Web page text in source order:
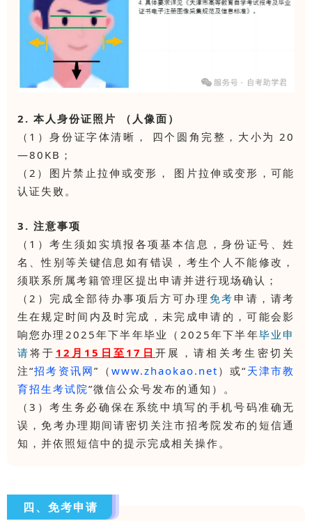
2. 本人身份证照片 （人像面）
（1）身份证字体清晰， 四个圆角完整，大小为 20
—80KB；
（2）图片禁止拉伸或变形， 图片拉伸或变形，可能
认证失败。
3. 注意事项
（1）考生须如实填报各项基本信息，身份证号、姓
名、性别等关键信息如有错误，考生个人不能修改，
须联系所属考籍管理区提出申请并进行现场确认；
（2）完成全部待办事项后方可办理 免考 申请，请考
生在规定时间内及时完成，未完成申请的，可能会影
响您办理2025年下半年毕业（2025年下半年毕业申
请将于 12月15日至17日开展，请相关考生密切关
注“招考资讯网”（ www.zhaokao.net ）或“ 天津市教
育招生考试院”微信公众号发布的通知）。
（3）考生务必确保在系统中填写的手机号码准确无
误，免考办理期间请密切关注市招考院发布的短信通
知，并依照短信中的提示完成相关操作。
四、免考申请